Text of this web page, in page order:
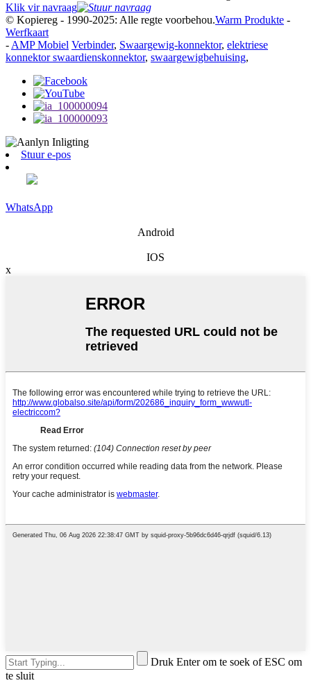
Klik vir navraag
© Kopiereg - 1990-2025: Alle regte voorbehou.Warm Produkte -
Werfkaart
- AMP Mobiel Verbinder, Swaargewig-konnektor, elektriese
konnektor swaardienskonnektor, swaargewigbehuising,
Stuur e-pos
WhatsApp
Android
IOS
x
Druk Enter om te soek of ESC om
te sluit